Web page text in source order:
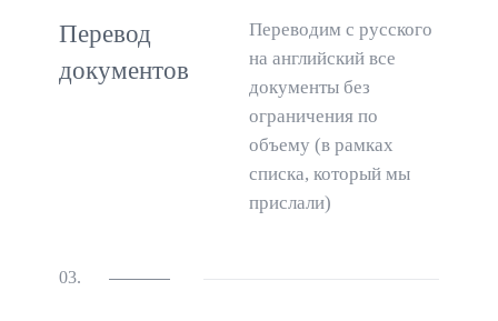
Перевод
документов
Переводим с русского
на английский все
документы без
ограничения по
объему (в рамках
списка, который мы
прислали)
03.